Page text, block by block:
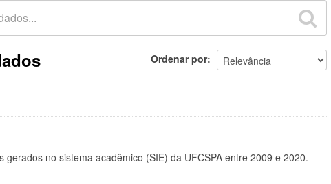
Ordenar por
gerados no sistema acadêmico (SIE) da UFCSPA entre 2009 e 2020.